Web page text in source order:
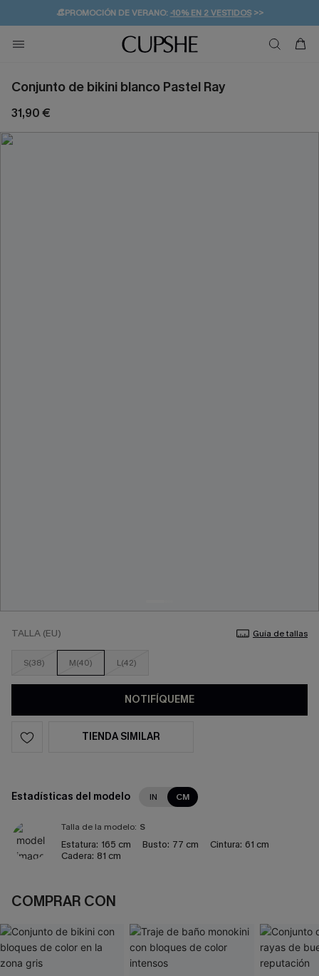
👒PROMOCIÓN DE VERANO:-10% EN 2 VESTIDOS>>
💌¡SUSCRIBIRSE & GANAR -10% EXTRA!
🚚ENVÍO GRATUITO A PARTIR DE 49 € >>
Conjunto de bikini blanco Pastel Ray
31,90 €
TALLA (EU) Guía de tallas
S(38) M(40) L(42)
NOTIFÍQUEME
TIENDA SIMILAR
Estadísticas del modelo IN CM
Talla de la modelo: S
Estatura: 165 cm Busto: 77 cm Cintura: 61 cm
Cadera: 81 cm
COMPRAR CON